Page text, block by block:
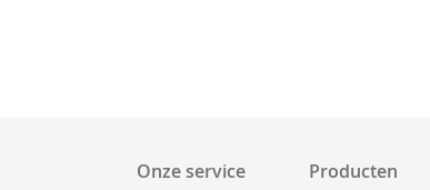
Onze service Producten